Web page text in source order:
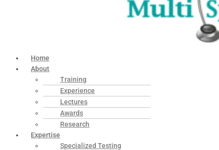
Home
About
Training
Experience
Lectures
Awards
Research
Expertise
Specialized Testing